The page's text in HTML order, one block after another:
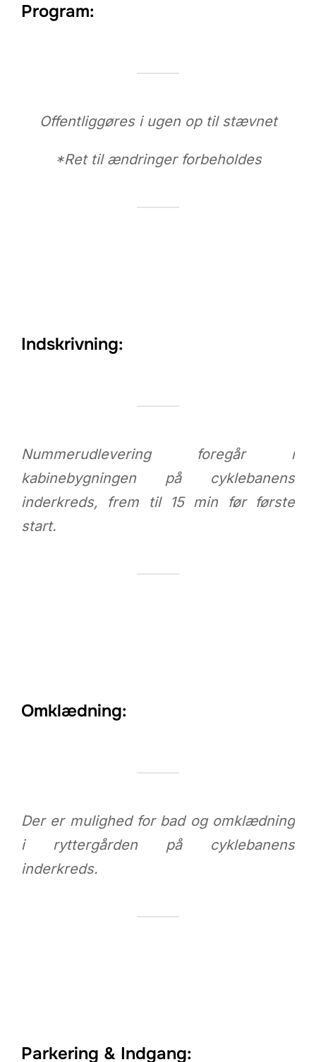
Program:
Offentliggøres i ugen op til stævnet
*Ret til ændringer forbeholdes
Indskrivning:
Nummerudlevering foregår i
kabinebygningen på cyklebanens
inderkreds, frem til 15 min før første
start.
Omklædning:
Der er mulighed for bad og omklædning
i ryttergården på cyklebanens
inderkreds.
Parkering & Indgang: